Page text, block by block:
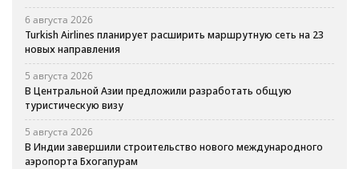
6 августа 2026
Turkish Airlines планирует расширить маршрутную сеть на 23
новых направления
5 августа 2026
В Центральной Азии предложили разработать общую
туристическую визу
5 августа 2026
В Индии завершили строительство нового международного
аэропорта Бхогапурам